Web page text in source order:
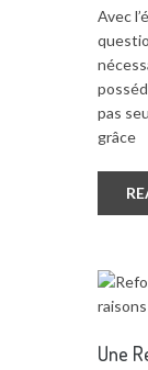
Avec
pas
grâce
Une